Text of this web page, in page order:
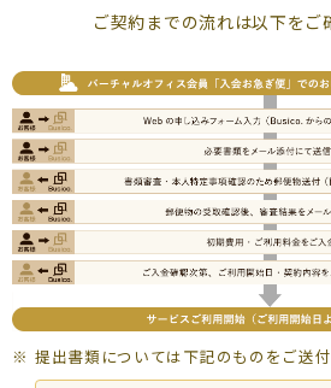
ご契約までの流れは以下をご
提出書類については下記のものをご送付